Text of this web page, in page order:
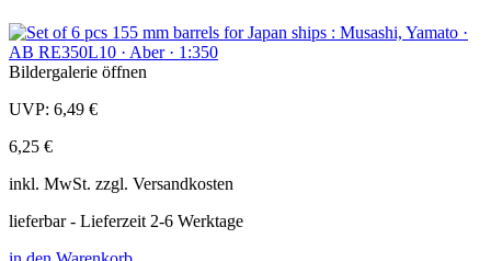
Bildergalerie öffnen
UVP: 6,49 €
6,25 €
inkl. MwSt. zzgl. Versandkosten
lieferbar - Lieferzeit 2-6 Werktage